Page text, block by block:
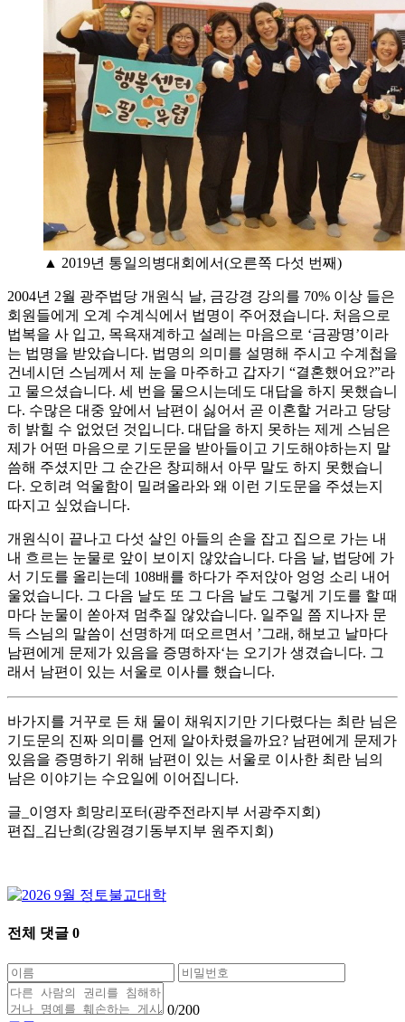
▲ 2019년 통일의병대회에서(오른쪽 다섯 번째)
2004년 2월 광주법당 개원식 날, 금강경 강의를 70% 이상 들은
회원들에게 오계 수계식에서 법명이 주어졌습니다. 처음으로
법복을 사 입고, 목욕재계하고 설레는 마음으로 ‘금광명’이라
는 법명을 받았습니다. 법명의 의미를 설명해 주시고 수계첩을
건네시던 스님께서 제 눈을 마주하고 갑자기 “결혼했어요?”라
고 물으셨습니다. 세 번을 물으시는데도 대답을 하지 못했습니
다. 수많은 대중 앞에서 남편이 싫어서 곧 이혼할 거라고 당당
히 밝힐 수 없었던 것입니다. 대답을 하지 못하는 제게 스님은
제가 어떤 마음으로 기도문을 받아들이고 기도해야하는지 말
씀해 주셨지만 그 순간은 창피해서 아무 말도 하지 못했습니
다. 오히려 억울함이 밀려올라와 왜 이런 기도문을 주셨는지
따지고 싶었습니다.
개원식이 끝나고 다섯 살인 아들의 손을 잡고 집으로 가는 내
내 흐르는 눈물로 앞이 보이지 않았습니다. 다음 날, 법당에 가
서 기도를 올리는데 108배를 하다가 주저앉아 엉엉 소리 내어
울었습니다. 그 다음 날도 또 그 다음 날도 그렇게 기도를 할 때
마다 눈물이 쏟아져 멈추질 않았습니다. 일주일 쯤 지나자 문
득 스님의 말씀이 선명하게 떠오르면서 ’그래, 해보고 날마다
남편에게 문제가 있음을 증명하자‘는 오기가 생겼습니다. 그
래서 남편이 있는 서울로 이사를 했습니다.
바가지를 거꾸로 든 채 물이 채워지기만 기다렸다는 최란 님은
기도문의 진짜 의미를 언제 알아차렸을까요? 남편에게 문제가
있음을 증명하기 위해 남편이 있는 서울로 이사한 최란 님의
남은 이야기는 수요일에 이어집니다.
글_이영자 희망리포터(광주전라지부 서광주지회)
편집_김난희(강원경기동부지부 원주지회)
전체 댓글 0
0/200